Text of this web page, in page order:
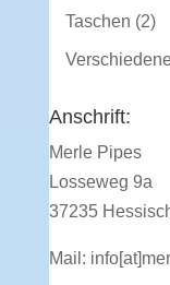
Taschen 22
Anschrift:
Merle Pipes
Losseweg 9a
37235
Mail: